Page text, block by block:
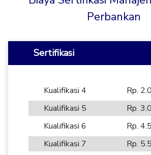
Perbankan
Sertifikasi
Kualifikasi 4
Rp.
Kualifikasi 5
Rp.
Kualifikasi 6
Rp.
Kualifikasi 7
Rp.